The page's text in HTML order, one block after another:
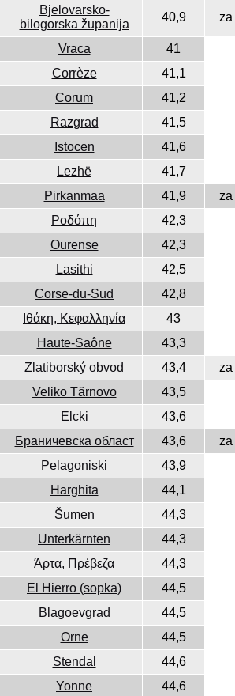
Bjelovarsko-
bilogorska županija
40,9 za
Vraca
41
Corrèze
41,1
Corum
41,2
Razgrad
41,5
Istocen
41,6
Lezhë
41,7
Pirkanmaa 41,9
za
Ροδόπη
42,3
Ourense
42,3
Lasithi
42,5
Corse-du-Sud
42,8
Ιθάκη, Κεφαλληνία
43
Haute-Saône
43,3
Zlatiborský obvod 43,4
za
Veliko Tărnovo
43,5
Elcki
43,6
Браничевска област 43,6
za
Pelagoniski
43,9
Harghita
44,1
Šumen
44,3
Unterkärnten
44,3
Άρτα, Πρέβεζα
44,3
El Hierro (sopka)
44,5
Blagoevgrad
44,5
Orne
44,5
Stendal
44,6
Yonne
44,6